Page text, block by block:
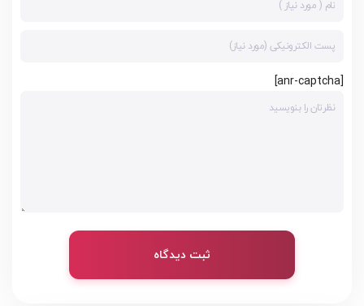
[anr-captcha]
ثبت دیدگاه